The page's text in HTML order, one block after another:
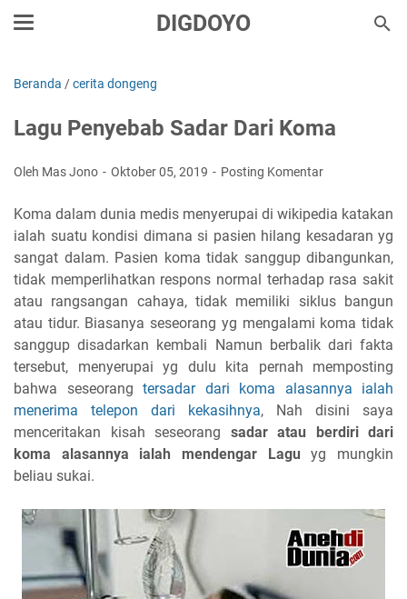
DIGDOYO
Beranda /cerita dongeng
Lagu Penyebab Sadar Dari Koma
Oleh Mas Jono Oktober 05, 2019 Posting Komentar
Koma dalam dunia medis menyerupai di wikipedia katakan
ialah suatu kondisi dimana si pasien hilang kesadaran yg
sangat dalam. Pasien koma tidak sanggup dibangunkan,
tidak memperlihatkan respons normal terhadap rasa sakit
atau rangsangan cahaya, tidak memiliki siklus bangun
atau tidur. Biasanya seseorang yg mengalami koma tidak
sanggup disadarkan kembali Namun berbalik dari fakta
tersebut, menyerupai yg dulu kita pernah memposting
bahwa seseorang tersadar dari koma alasannya ialah
menerima telepon dari kekasihnya, Nah disini saya
menceritakan kisah seseorang sadar atau berdiri dari
koma alasannya ialah mendengar Lagu yg mungkin
beliau sukai.